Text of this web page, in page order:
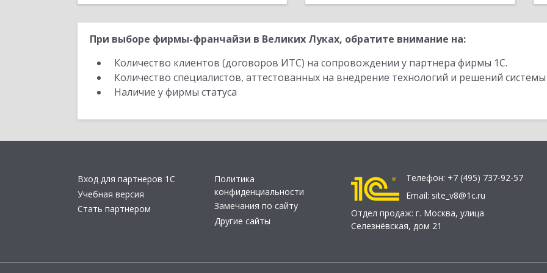
При выборе фирмы-франчайзи в Великих Луках, обратите внимание на:
Количество клиентов (договоров ИТС) на сопровождении у партнера фирмы 1С.
Количество специалистов, аттестованных на внедрение технологий и решений
Наличие у фирмы статуса
Вход для партнеров 1С
Учебная версия
Стать партнером
Политика
конфиденциальности
Замечания по сайту
Другие сайты
Телефон: +7 (495) 737-92-57
Email: site_v8@1c.ru
Отдел продаж: г. Москва, улица
Селезнёвская, дом 21